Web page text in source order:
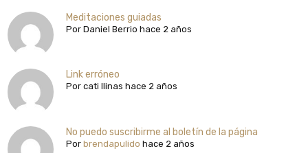
Meditaciones guiadas
PorDaniel Berrio hace 2 años
Link erróneo
Porcati llinas hace 2 años
No puedo suscribirme al boletín de la página
Porbrendapulido hace 2 años